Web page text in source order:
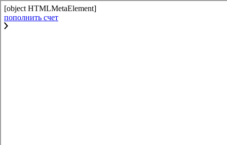
[object HTMLMetaElement]
пополнить счет